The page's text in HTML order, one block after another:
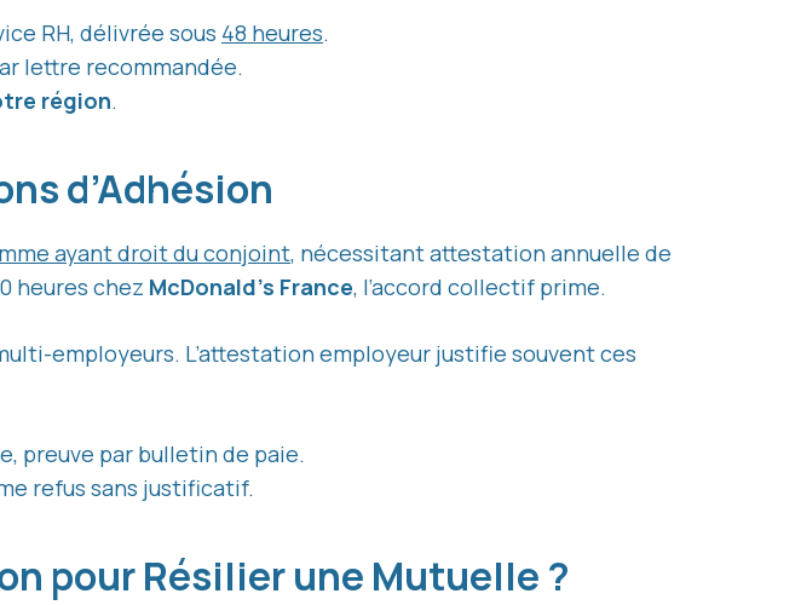
RH, délivrée sous 48 heures.
lettre recommandée.
région.
d’Adhésion
ayant droit du conjoint, nécessitant attestation annuelle de
heures chez McDonald’s France, l’accord collectif prime.
employeurs. L’attestation employeur justifie souvent ces
preuve par bulletin de paie.
refus sans justificatif.
pour Résilier une Mutuelle ?